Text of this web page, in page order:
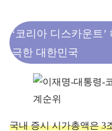
‘코리아 디스카운트
극한 대한민국
국내 증시 시가총액은 3